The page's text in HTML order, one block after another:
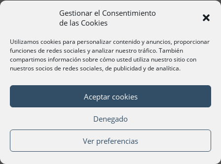
Gestionar el Consentimiento
de las Cookies
Utilizamos cookies para personalizar contenido y anuncios, proporcionar
funciones de redes sociales y analizar nuestro tráfico. También
compartimos información sobre cómo usted utiliza nuestro sitio con
nuestros socios de redes sociales, de publicidad y de analítica.
Aceptar cookies
Denegado
Ver preferencias
acervera@camaravalencia.com
961 366 212
Síguenos
©Cámara Oficial de Comercio, Industria, Servicios y
Navegación de València 2020